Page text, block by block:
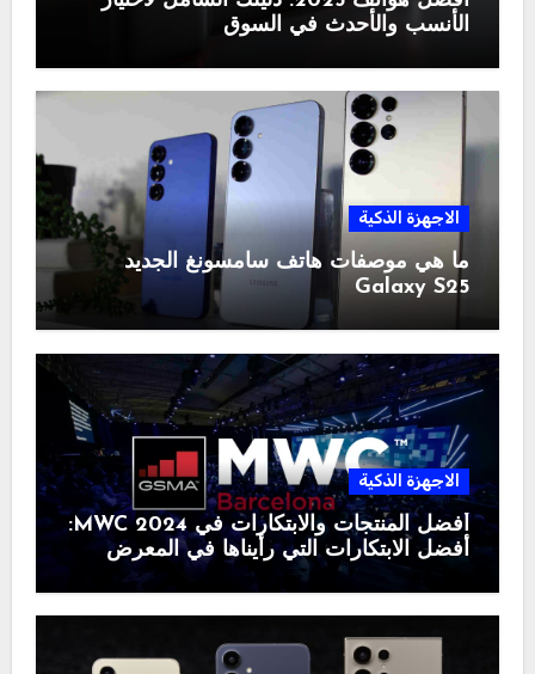
الأنسب والأحدث في السوق
الاجهزة الذكية
ما هي موصفات هاتف سامسونغ الجديد
Galaxy S25
الاجهزة الذكية
أفضل المنتجات والابتكارات في MWC 2024:
أفضل الابتكارات التي رأيناها في المعرض